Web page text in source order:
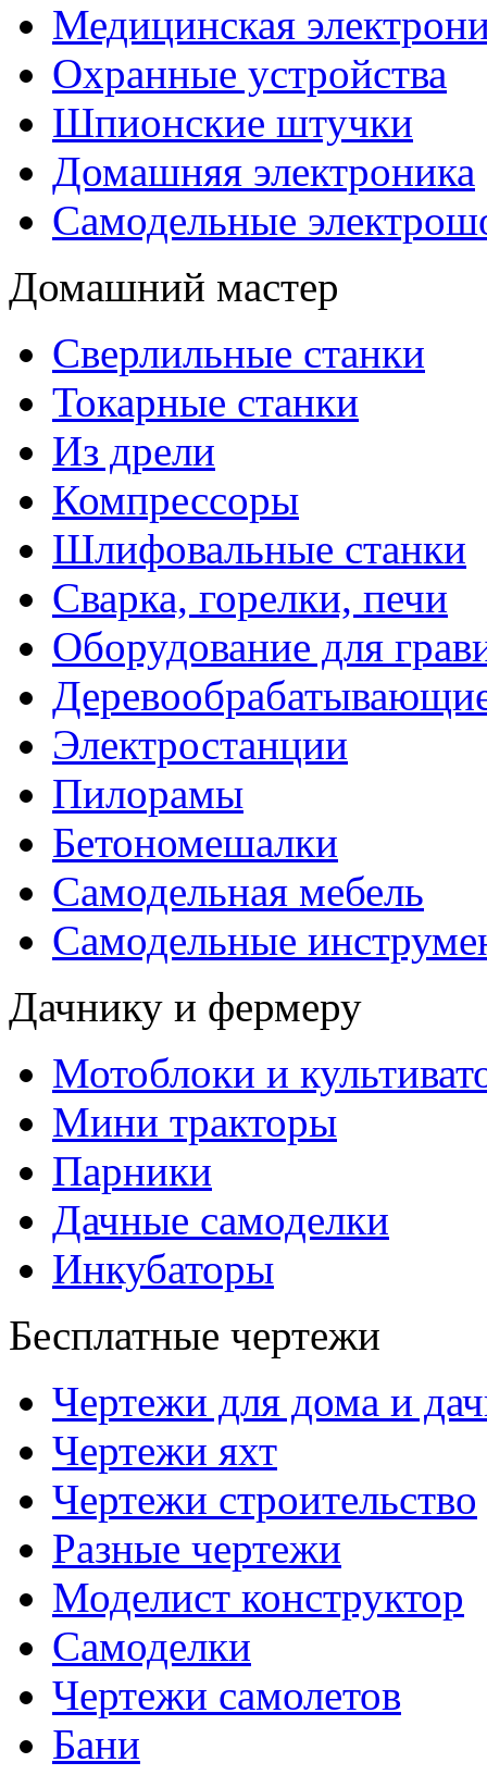
Медицинская
Охранные устройства
Шпионские штучки
Домашняя электроника
Самодельные
Домашний мастер
Сверлильные станки
Токарные станки
Из дрели
Компрессоры
Шлифовальные станки
Сварка, горелки, печи
Оборудование для
Электростанции
Пилорамы
Бетономешалки
Самодельная мебель
Самодельные
Дачнику и фермеру
Мотоблоки и
Мини тракторы
Парники
Дачные самоделки
Инкубаторы
Бесплатные чертежи
Чертежи для дома и
Чертежи яхт
Чертежи строительство
Разные чертежи
Моделист конструктор
Самоделки
Чертежи самолетов
Бани